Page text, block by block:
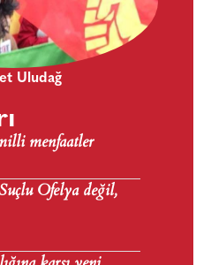
Uludağ
menfaatler
Ofelya değil,